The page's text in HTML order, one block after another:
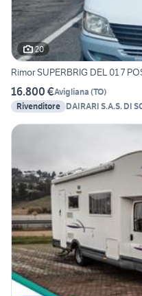
20
Rimor SUPERBRIG DEL 01 7
16.800 €Avigliana (TO)
Rivenditore DAIRARI S.A.S. DI